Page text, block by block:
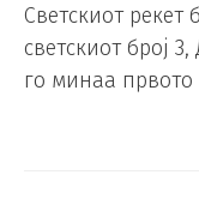
Светскиот рекет
светскиот број
го минаа